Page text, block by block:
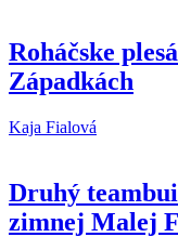
Roháčske
Západkách
Kaja Fialová
Druhý
zimnej Malej